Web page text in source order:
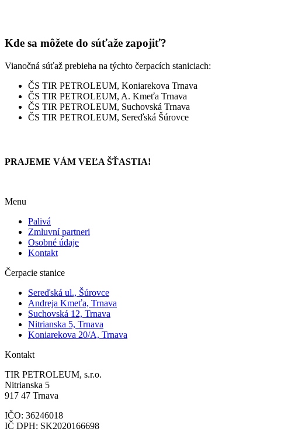
Kde sa môžete do súťaže zapojiť?
Vianočná súťaž prebieha na týchto čerpacích staniciach:
ČS TIR PETROLEUM, Koniarekova Trnava
ČS TIR PETROLEUM, A. Kmeťa Trnava
ČS TIR PETROLEUM, Suchovská Trnava
ČS TIR PETROLEUM, Sereďská Šúrovce
PRAJEME VÁM VEĽA ŠŤASTIA!
Menu
Palivá
Zmluvní partneri
Osobné údaje
Kontakt
Čerpacie stanice
Sereďská ul., Šúrovce
Andreja Kmeťa, Trnava
Suchovská 12, Trnava
Nitrianska 5, Trnava
Koniarekova 20/A, Trnava
Kontakt
TIR PETROLEUM, s.r.o.
Nitrianska 5
917 47 Trnava
IČO: 36246018
IČ DPH: SK2020166698